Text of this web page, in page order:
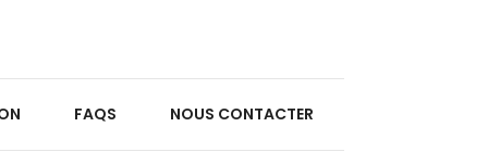
FAQS NOUS CONTACTER